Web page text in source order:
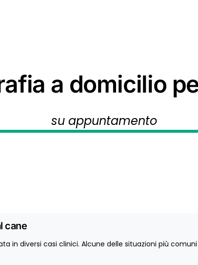
a domicilio
su appuntamento
cane
in diversi casi clinici. Alcune delle situazioni più